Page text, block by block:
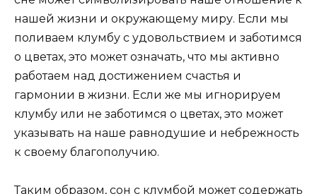
нашей жизни и окружающему миру. Если мы
поливаем клумбу с удовольствием и заботимся
о цветах, это может означать, что мы активно
работаем над достижением счастья и
гармонии в жизни. Если же мы игнорируем
клумбу или не заботимся о цветах, это может
указывать на наше равнодушие и небрежность
к своему благополучию.
Таким образом, сон с клумбой может содержать